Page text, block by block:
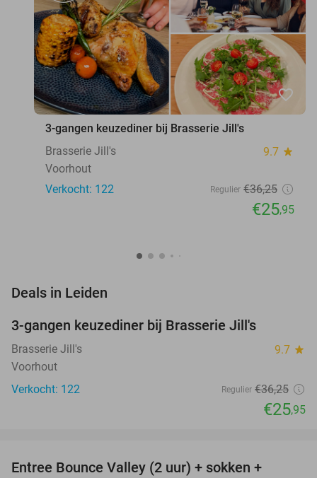
favorite_border
3-gangen keuzediner bij Brasserie Jill's
Brasserie Jill's
9.7 star
Voorhout
Verkocht: 122
Regulier €36,25
€25,95
Deals in Leiden
3-gangen keuzediner bij Brasserie Jill's
Brasserie Jill's 9.7 star
Voorhout
Verkocht: 122
Regulier €36,25
€25,95
Entree Bounce Valley (2 uur) + sokken +